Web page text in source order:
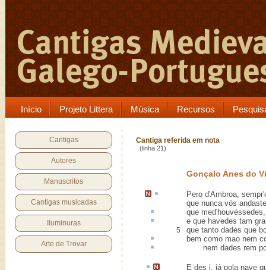
Início Projeto Littera Música Recursos
Cantigas
Autores
Manuscritos
Cantigas musicadas
Iluminuras
Arte de Trovar
Cantiga referida em nota
(linha 21)
Gonçalo Anes do
Pero d'Ambroa, sempr'
que nunca vós
que
e que havedes tam
5
que tanto dades que
bem como mao nem
nem dades rem
E des i, já pola nave